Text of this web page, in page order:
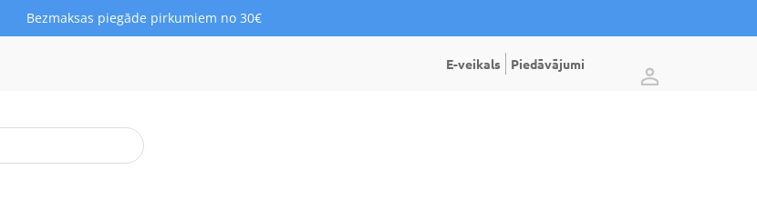
Bezmaksas piegāde pirkumiem no 30€
E-veikals Piedāvājumi